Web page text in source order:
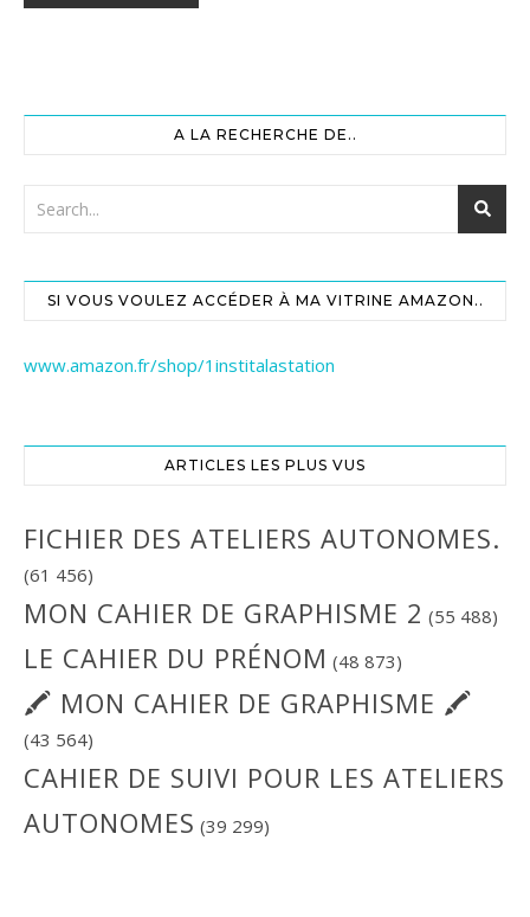
A LA RECHERCHE DE..
SI VOUS VOULEZ ACCÉDER À MA VITRINE AMAZON..
www.amazon.fr/shop/1institalastation
ARTICLES LES PLUS VUS
FICHIER DES ATELIERS AUTONOMES.
(61 456)
MON CAHIER DE GRAPHISME 2 (55 488)
LE CAHIER DU PRÉNOM (48 873)
🖍 MON CAHIER DE GRAPHISME 🖍
(43 564)
CAHIER DE SUIVI POUR LES ATELIERS
AUTONOMES (39 299)